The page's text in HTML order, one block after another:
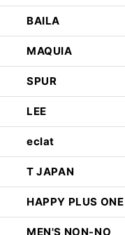
BAILA
MAQUIA
SPUR
LEE
eclat
T JAPAN
HAPPY PLUS ONE
MEN'S NON-NO